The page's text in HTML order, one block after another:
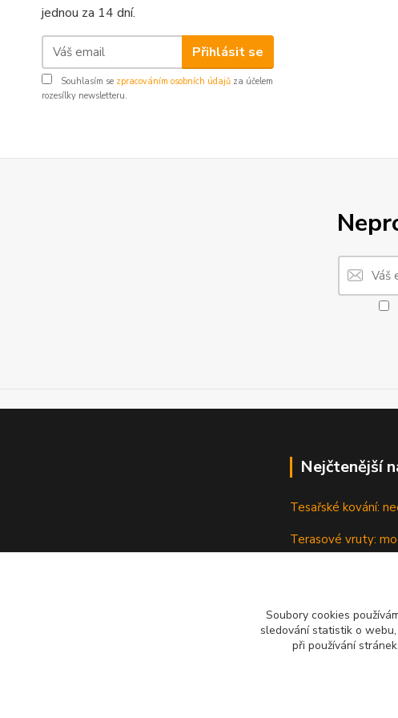
jednou za 14 dní.
Přihlásit se
Souhlasím se zpracováním osobních údajů za účelem
rozesílky newsletteru.
Nejčtenější
Tesařské kování:
Terasové vruty:
Vruty: Nenápadní
Soubory cookies
sledování statistik o
při používání